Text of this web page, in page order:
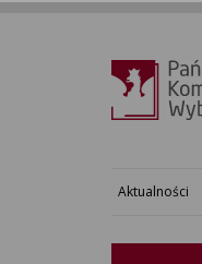
Aktualności